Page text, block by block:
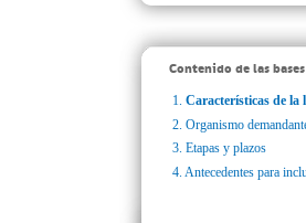
Contenido de las bases
1. Características de la
2. Organismo
3. Etapas y plazos
4. Antecedentes para